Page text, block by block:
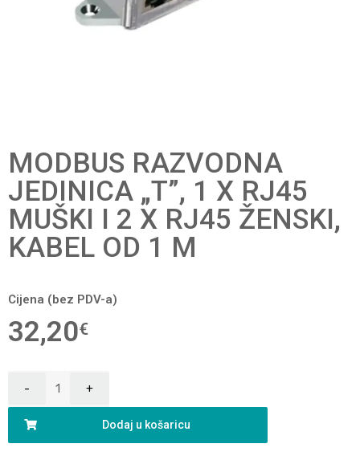
MODBUS RAZVODNA
JEDINICA „T”, 1 X RJ45
MUŠKI I 2 X RJ45 ŽENSKI,
KABEL OD 1 M
Cijena (bez PDV-a)
32,20€
Dodaj u košaricu